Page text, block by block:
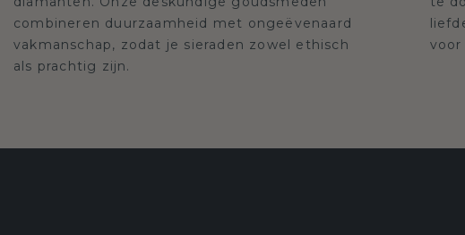
combineren duurzaamheid met ongeëvenaard
vakmanschap, zodat je sieraden zowel ethisch
als prachtig zijn.